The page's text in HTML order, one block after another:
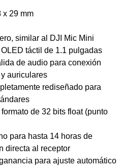
x 29 mm
similar al DJI Mic Mini
táctil de 1.1 pulgadas
de audio para conexión
auriculares
rediseñado para
de 32 bits float (punto
para hasta 14 horas de
directa al receptor
para ajuste automático